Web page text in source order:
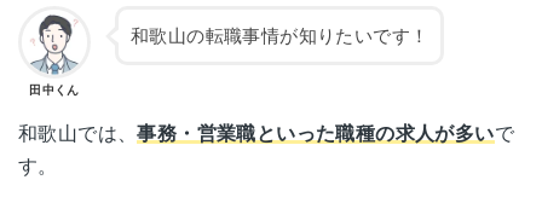
田中くん
和歌山の転職事情が知りたいです！
和歌山では、事務・営業職といった職種の求人が多いで
す。